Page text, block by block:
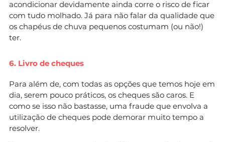
acondicionar devidamente ainda corre o risco de ficar
com tudo molhado. Já para não falar da qualidade que
os chapéus de chuva pequenos costumam (ou não!)
ter.
6. Livro de cheques
Para além de, com todas as opções que temos hoje em
dia, serem pouco práticos, os cheques são caros. E
como se isso não bastasse, uma fraude que envolva a
utilização de cheques pode demorar muito tempo a
resolver.